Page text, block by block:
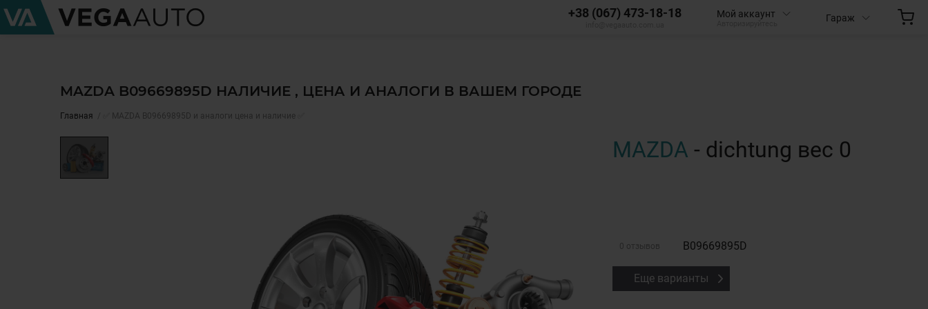
+38 (067) 473-18-18 Мой аккаунт Гараж
MAZDA B09669895D НАЛИЧИЕ , ЦЕНА И АНАЛОГИ В ВАШЕМ ГОРОДЕ
Главная ✅ MAZDA B09669895D и аналоги цена и наличие ✅
MAZDA - dichtung вес 0
0 отзывов B09669895D
Еще варианты